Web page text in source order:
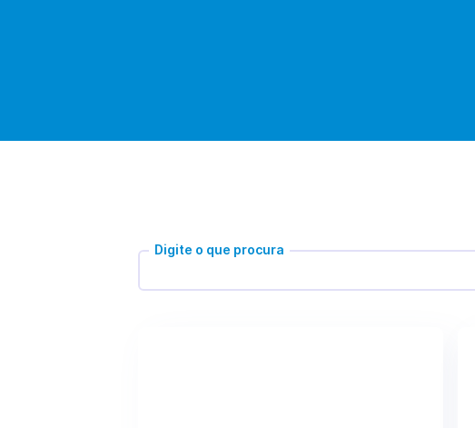
Digite o que procura